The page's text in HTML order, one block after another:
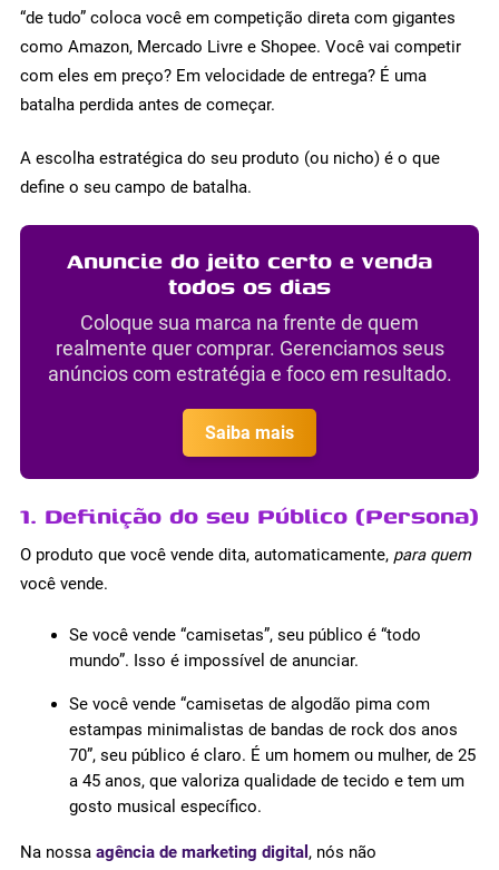
“de tudo” coloca você em competição direta com gigantes
como Amazon, Mercado Livre e Shopee. Você vai competir
com eles em preço? Em velocidade de entrega? É uma
batalha perdida antes de começar.
A escolha estratégica do seu produto (ou nicho) é o que
define o seu campo de batalha.
Anuncie do jeito certo e venda
todos os dias
Coloque sua marca na frente de quem
realmente quer comprar. Gerenciamos seus
anúncios com estratégia e foco em resultado.
Saiba mais
1. Definição do seu Público (Persona)
O produto que você vende dita, automaticamente, para quem
você vende.
Se você vende “camisetas”, seu público é “todo
mundo”. Isso é impossível de anunciar.
Se você vende “camisetas de algodão pima com
estampas minimalistas de bandas de rock dos anos
70”, seu público é claro. É um homem ou mulher, de 25
a 45 anos, que valoriza qualidade de tecido e tem um
gosto musical específico.
Na nossa agência de marketing digital , nós não